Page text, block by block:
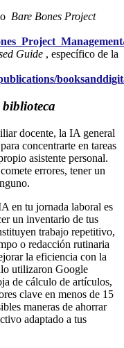
Bare Bones Project
Guide , específico de la
docente, la IA general
concentrarte en tareas
asistente personal.
errores, tener un
en tu jornada laboral es
un inventario de tus
trabajo repetitivo,
o redacción rutinaria
la eficiencia con la
utilizaron Google
de cálculo de artículos,
clave en menos de 15
maneras de ahorrar
adaptado a tus